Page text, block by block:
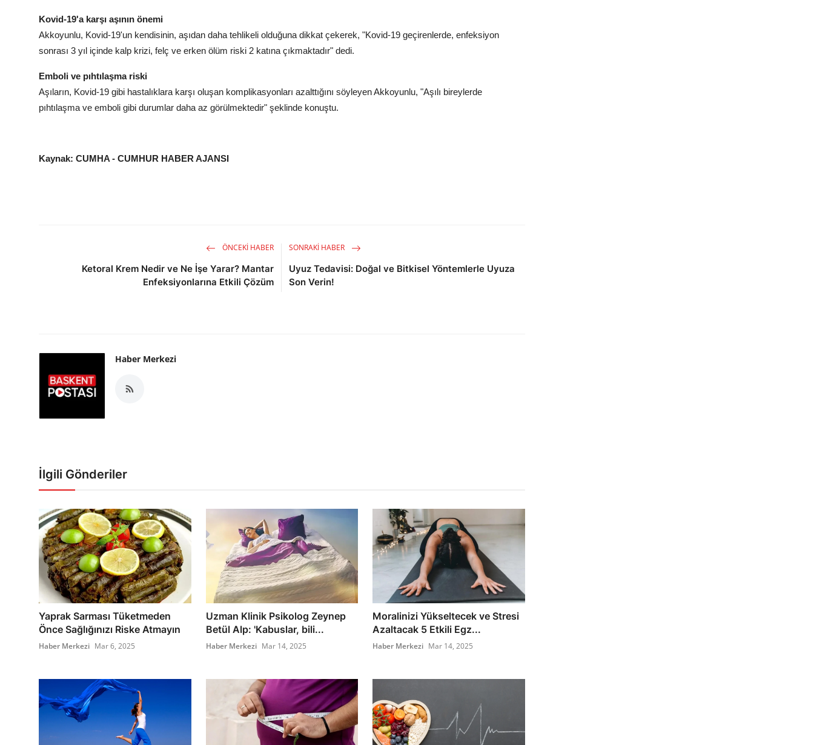
Kovid-19'a karşı aşının önemi
Akkoyunlu, Kovid-19'un kendisinin, aşıdan daha tehlikeli olduğuna dikkat çekerek, "Kovid-19 geçirenlerde, enfeksiyon
sonrası 3 yıl içinde kalp krizi, felç ve erken ölüm riski 2 katına çıkmaktadır" dedi.
Emboli ve pıhtılaşma riski
Aşıların, Kovid-19 gibi hastalıklara karşı oluşan komplikasyonları azalttığını söyleyen Akkoyunlu, "Aşılı bireylerde
pıhtılaşma ve emboli gibi durumlar daha az görülmektedir" şeklinde konuştu.
Kaynak: CUMHA - CUMHUR HABER AJANSI
ÖNCEKI HABER
Ketoral Krem Nedir ve Ne İşe Yarar? Mantar
Enfeksiyonlarına Etkili Çözüm
SONRAKI HABER
Uyuz Tedavisi: Doğal ve Bitkisel Yöntemlerle Uyuza
Son Verin!
Haber Merkezi
İlgili Gönderiler
Yaprak Sarması Tüketmeden
Önce Sağlığınızı Riske Atmayın
Haber Merkezi Mar 6, 2025
Uzman Klinik Psikolog Zeynep
Betül Alp: 'Kabuslar, bili...
Haber Merkezi Mar 14, 2025
Moralinizi Yükseltecek ve Stresi
Azaltacak 5 Etkili Egz...
Haber Merkezi Mar 14, 2025